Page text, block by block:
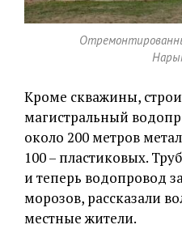
Кроме скважины,
магистральный
около 200 метров
100 – пластиковых.
и теперь водопровод
морозов, рассказали
местные жители.